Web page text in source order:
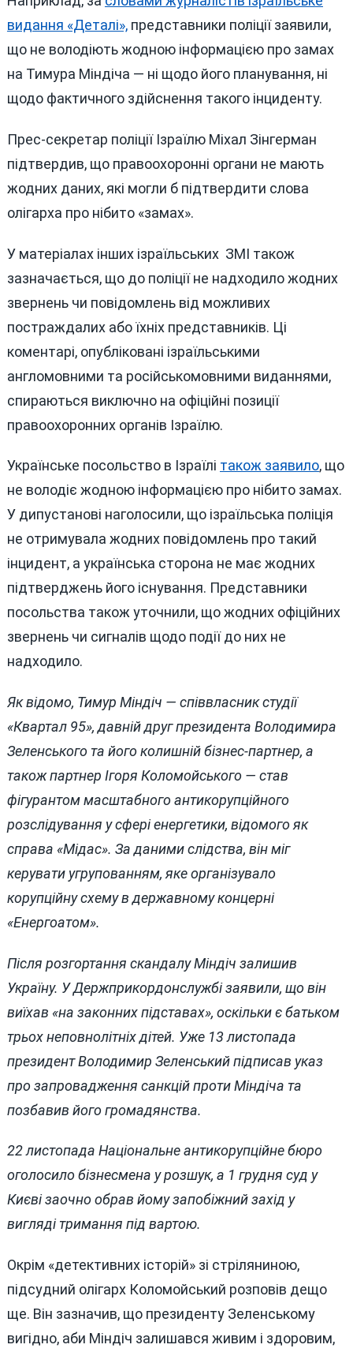
видання «Деталі»,представники поліції заявили,
що не володіють жодною інформацією про замах
на Тимура Міндіча — ні щодо його планування, ні
щодо фактичного здійснення такого інциденту.
Прес-секретар поліції Ізраїлю Міхал Зінгерман
підтвердив, що правоохоронні органи не мають
жодних даних, які могли б підтвердити слова
олігарха про нібито «замах».
У матеріалах інших ізраїльських ЗМІ також
зазначається, що до поліції не надходило жодних
звернень чи повідомлень від можливих
постраждалих або їхніх представників. Ці
коментарі, опубліковані ізраїльськими
англомовними та російськомовними виданнями,
спираються виключно на офіційні позиції
правоохоронних органів Ізраїлю.
Українське посольство в Ізраїлі також заявило, що
не володіє жодною інформацією про нібито замах.
У дипустанові наголосили, що ізраїльська поліція
не отримувала жодних повідомлень про такий
інцидент, а українська сторона не має жодних
підтверджень його існування. Представники
посольства також уточнили, що жодних офіційних
звернень чи сигналів щодо події до них не
надходило.
Як відомо, Тимур Міндіч — співвласник студії
«Квартал 95», давній друг президента Володимира
Зеленського та його колишній бізнес-партнер, а
також партнер Ігоря Коломойського — став
фігурантом масштабного антикорупційного
розслідування у сфері енергетики, відомого як
справа «Мідас». За даними слідства, він міг
керувати угрупованням, яке організувало
корупційну схему в державному концерні
«Енергоатом».
Після розгортання скандалу Міндіч залишив
Україну. У Держприкордонслужбі заявили, що він
виїхав «на законних підставах», оскільки є батьком
трьох неповнолітніх дітей. Уже 13 листопада
президент Володимир Зеленський підписав указ
про запровадження санкцій проти Міндіча та
позбавив його громадянства.
22 листопада Національне антикорупційне бюро
оголосило бізнесмена у розшук, а 1 грудня суд у
Києві заочно обрав йому запобіжний захід у
вигляді тримання під вартою.
Окрім «детективних історій» зі стріляниною,
підсудний олігарх Коломойський розповів дещо
ще. Він зазначив, що президенту Зеленському
вигідно, аби Міндіч залишався живим і здоровим,